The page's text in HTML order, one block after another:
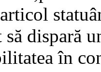
dispară
în